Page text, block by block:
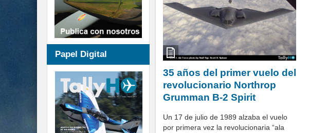
35 años del primer vuelo del
revolucionario Northrop
Grumman B-2 Spirit
Un 17 de julio de 1989 alzaba el vuelo
por primera vez la revolucionaria “ala
Papel Digital